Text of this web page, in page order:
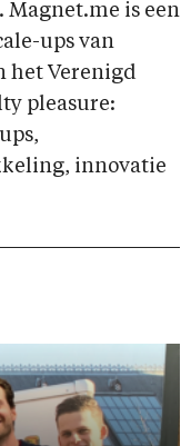
Magnet.me is een
ups van
het Verenigd
pleasure:
innovatie